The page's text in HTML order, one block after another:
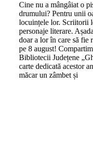
Cine nu a mângâiat o
drumului? Pentru unii
locuințele lor. Scriitorii
personaje literare.
doar a lor în care să fie
pe 8 august!
Bibliotecii Județene
carte dedicată acestor
măcar un zâmbet și